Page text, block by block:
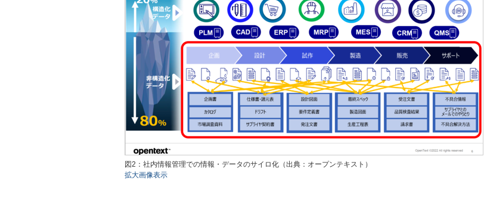
図2：社内情報管理での情報・データのサイロ化（出典：オープンテキスト）
拡大画像表示